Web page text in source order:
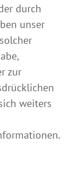
durch
unser
zur
weiters